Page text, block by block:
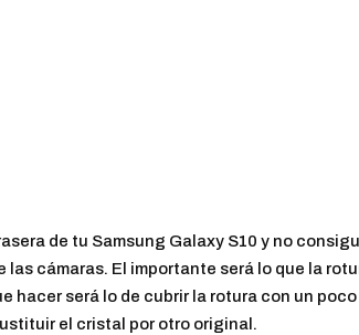
de tu Samsung Galaxy S10 y no
cámaras. El importante será lo que la
hacer será lo de cubrir la rotura con un
el cristal por otro original.